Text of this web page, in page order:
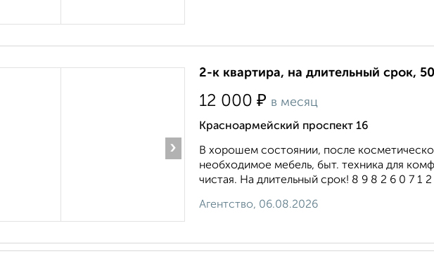
›
2-к квартира, на длительный срок,
12 000 ₽ в месяц
Красноармейский проспект 16
В хорошем состоянии, после
необходимое мебель, быт. техника для
чистая. На длительный срок! 8 9 8 2 6 0 7 1 2
Агентство, 06.08.2026